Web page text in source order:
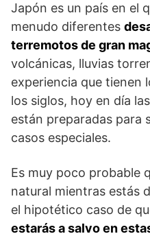
Japón es un país en el
menudo diferentes
terremotos de gran
volcánicas, lluvias
experiencia que tienen
los siglos, hoy en día
están preparadas para
casos especiales.
Es muy poco probable
natural mientras estás
el hipotético caso de
estarás a salvo en